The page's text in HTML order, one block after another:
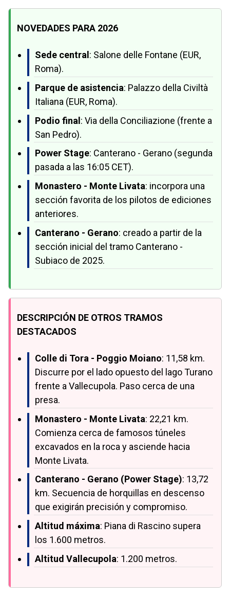
NOVEDADES PARA 2026
Sede central : Salone delle Fontane (EUR,
Roma).
Parque de asistencia: Palazzo della Civiltà
Italiana (EUR, Roma).
Podio final: Via della Conciliazione (frente a
San Pedro).
Power Stage: Canterano - Gerano (segunda
pasada a las 16:05 CET).
Monastero - Monte Livata: incorpora una
sección favorita de los pilotos de ediciones
anteriores.
Canterano - Gerano: creado a partir de la
sección inicial del tramo Canterano -
Subiaco de 2025.
DESCRIPCIÓN DE OTROS TRAMOS
DESTACADOS
Colle di Tora - Poggio Moiano: 11,58 km.
Discurre por el lado opuesto del lago Turano
frente a Vallecupola. Paso cerca de una
presa.
Monastero - Monte Livata: 22,21 km.
Comienza cerca de famosos túneles
excavados en la roca y asciende hacia
Monte Livata.
Canterano - Gerano (Power Stage): 13,72
km. Secuencia de horquillas en descenso
que exigirán precisión y compromiso.
Altitud máxima: Piana di Rascino supera
los 1.600 metros.
Altitud Vallecupola: 1.200 metros.